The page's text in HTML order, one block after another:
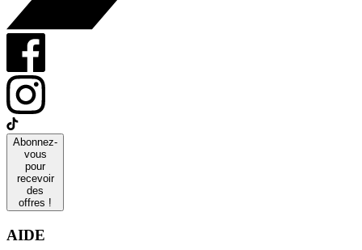
Abonnez-
vous
pour
recevoir
des
offres !
AIDE